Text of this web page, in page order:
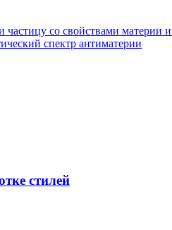
со свойствами материи
спектр антиматерии
стилей